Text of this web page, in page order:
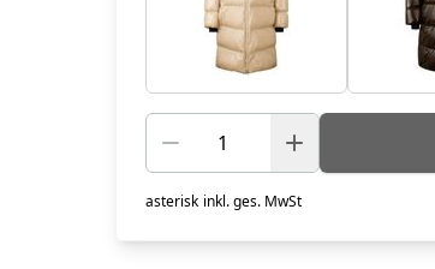
asterisk inkl. ges. MwSt